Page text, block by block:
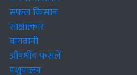
सफल किसान
साक्षात्कार
बागवानी
औषधीय फसलें
पशुपालन